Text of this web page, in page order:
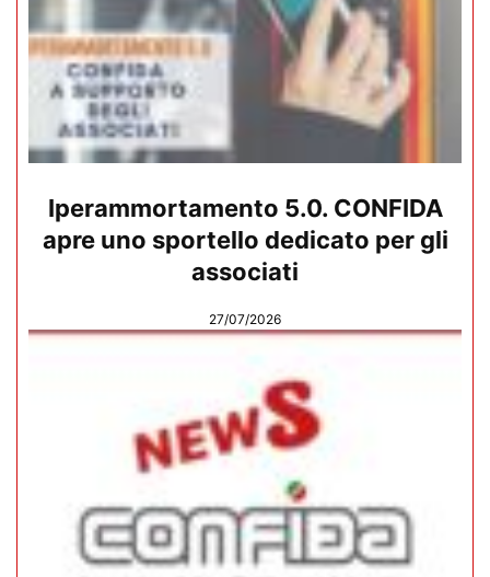
Iperammortamento 5.0. CONFIDA
apre uno sportello dedicato per gli
associati
27/07/2026